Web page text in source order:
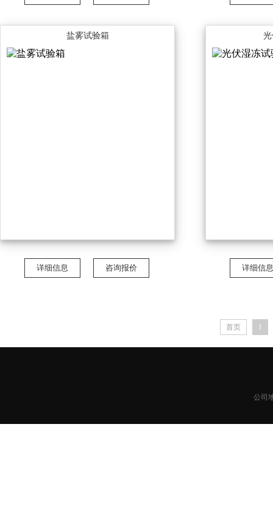
盐雾试验箱
详细信息 咨询报价 详细信息
首页 1
公司